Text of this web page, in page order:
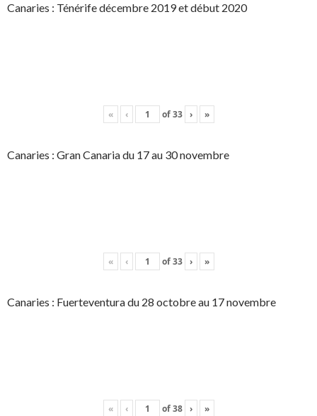
Canaries : Ténérife décembre 2019 et début 2020
« ‹ of33 › »
Canaries : Gran Canaria du 17 au 30 novembre
« ‹ of33 › »
Canaries : Fuerteventura du 28 octobre au 17 novembre
« ‹ of38 › »